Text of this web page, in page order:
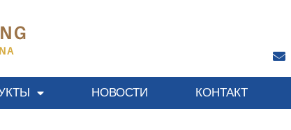
НОВОСТИ КОНТАКТ